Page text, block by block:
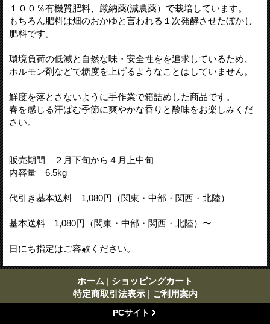
１００％有機質肥料、厳納薬(減農薬）で栽培しています。
もちろん肥料は畑のおかゆと言われる１次発酵させたぼかし
肥料です。
環境負荷の低減と自然な味・安全性をを追求しているため、
ホルモン剤などで糖度を上げるようなことはしていません。
鮮度を落とさないように手作業で箱詰めした商品です。
春を感じる汗ばむ季節に爽やかな香りと酸味をお楽しみくだ
さい。
販売期間 ２月下旬から４月上中旬
内容量 6.5kg
代引き基本送料 1,080円（関東・中部・関西・北陸）
基本送料 1,080円（関東・中部・関西・北陸）〜
日にち指定はご容赦ください。
ホーム | ショッピングカート
特定商取引法表示 | ご利用案内
PCサイト